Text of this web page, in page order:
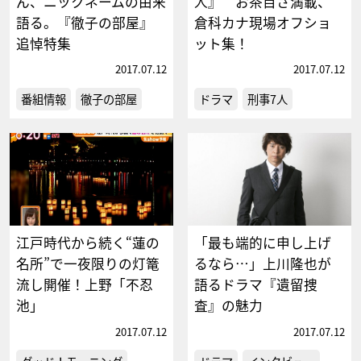
語る。『徹子の部屋』
追悼特集
2017.07.12
番組情報 徹子の部屋
倉科カナ現場オフショ
ット集！
2017.07.12
ドラマ 刑事7人
江戸時代から続く“蓮の
名所”で一夜限りの灯篭
流し開催！上野「不忍
池」
2017.07.12
「最も端的に申し上げ
るなら…」上川隆也が
語るドラマ『遺留捜
査』の魅力
2017.07.12